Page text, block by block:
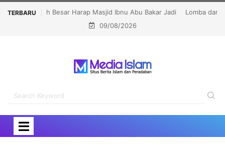
TERBARU
Lomba dan Karnaval HUT RI Jangan Jadi Ajang Judi
dan Kampanye LGBT
09/08/2026